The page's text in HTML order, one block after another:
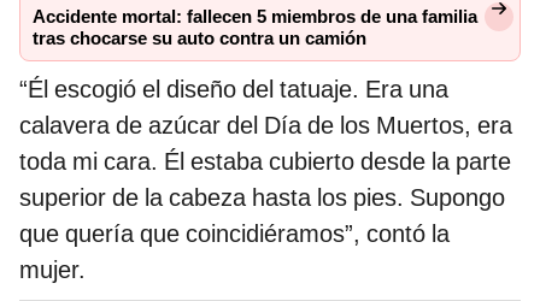
Accidente mortal: fallecen 5 miembros de una familia
tras chocarse su auto contra un camión
“Él escogió el diseño del tatuaje. Era una
calavera de azúcar del Día de los Muertos, era
toda mi cara. Él estaba cubierto desde la parte
superior de la cabeza hasta los pies. Supongo
que quería que coincidiéramos”, contó la
mujer.